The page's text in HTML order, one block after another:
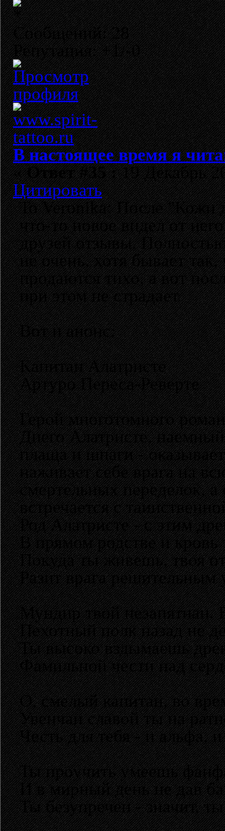
Сообщений: 28
Репутация: +1/-0
В настоящее время я
«Ответ #35 :19 Декабрь
Цитировать
То Veronika: После "Кожи
что-то новое видел от
друзей отзывы.
не очень, хотя бывает
продаются тихо, а вот
при этом не страдает.
Вот и анонс:
Капитан Алатристе
Артуро Переса-Реверте
Герой многотомного
Диего Алатристе,
плаща и шпаги -
наживает себе врага на
смертельных переделок,
встречается с
Род Алатристе - с этим
В прямом родстве и кровь
Покуда ты живешь, твоя
Разит врага решительным
Мундир твой незапятнан.
Пехотный полк назад не
Ты высоко вздымаешь
Фамильной чести над
О, смелый капитан, во
Увенчан славой ты на
Честь для тебя - и альфа,
Ты проучить умеешь
И в мирный день не дав
Ты безупречен - значит,